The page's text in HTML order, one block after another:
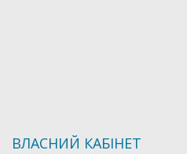
ВЛАСНИЙ КАБІНЕТ